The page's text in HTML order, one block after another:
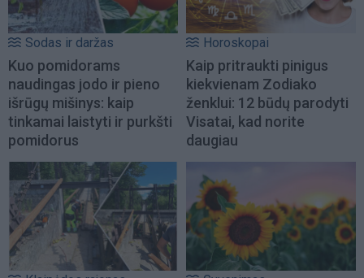
Sodas ir daržas
Kuo pomidorams
naudingas jodo ir pieno
išrūgų mišinys: kaip
tinkamai laistyti ir purkšti
pomidorus
Horoskopai
Kaip pritraukti pinigus
kiekvienam Zodiako
ženklui: 12 būdų parodyti
Visatai, kad norite
daugiau